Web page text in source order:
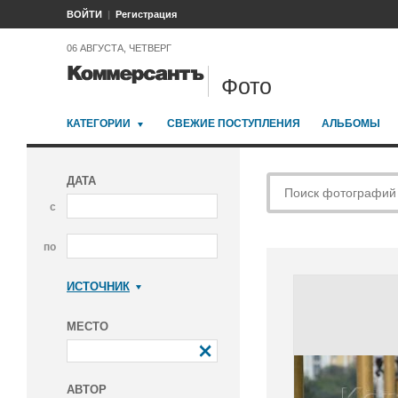
ВОЙТИ Регистрация
06 АВГУСТА, ЧЕТВЕРГ
Фото
КАТЕГОРИИ СВЕЖИЕ ПОСТУПЛЕНИЯ АЛЬБОМЫ
ДАТА
с
по
ИСТОЧНИК
МЕСТО
АВТОР